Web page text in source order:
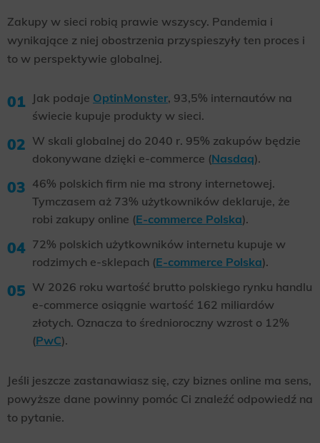
Zakupy w sieci robią prawie wszyscy. Pandemia i
wynikające z niej obostrzenia przyspieszyły ten proces i
to w perspektywie globalnej.
Jak podaje OptinMonster, 93,5% internautów na
świecie kupuje produkty w sieci.
W skali globalnej do 2040 r. 95% zakupów będzie
dokonywane dzięki e-commerce (Nasdaq).
46% polskich firm nie ma strony internetowej.
Tymczasem aż 73% użytkowników deklaruje, że
robi zakupy online (E-commerce Polska).
72% polskich użytkowników internetu kupuje w
rodzimych e-sklepach (E-commerce Polska).
W 2026 roku wartość brutto polskiego rynku handlu
e-commerce osiągnie wartość 162 miliardów
złotych. Oznacza to średnioroczny wzrost o 12%
(PwC).
Jeśli jeszcze zastanawiasz się, czy biznes online ma sens,
powyższe dane powinny pomóc Ci znaleźć odpowiedź na
to pytanie.